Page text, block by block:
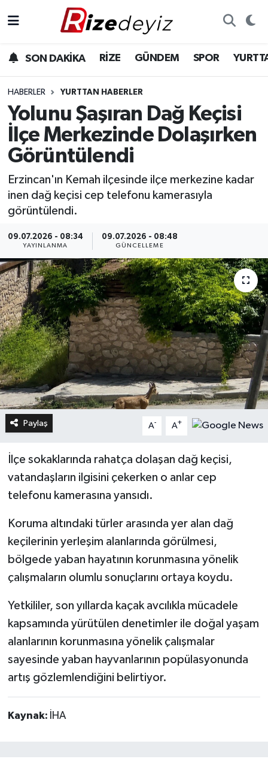
SON DAKİKA RİZE GÜNDEM SPOR
HABERLER YURTTAN HABERLER
Yolunu Şaşıran Dağ Keçisi
İlçe Merkezinde Dolaşırken
Görüntülendi
Erzincan'ın Kemah ilçesinde ilçe merkezine kadar
inen dağ keçisi cep telefonu kamerasıyla
görüntülendi.
09.07.2026 - 08:34
YAYINLANMA
09.07.2026 - 08:48
GÜNCELLEME
Paylaş A- A+
İlçe sokaklarında rahatça dolaşan dağ keçisi,
vatandaşların ilgisini çekerken o anlar cep
telefonu kamerasına yansıdı.
Koruma altındaki türler arasında yer alan dağ
keçilerinin yerleşim alanlarında görülmesi,
bölgede yaban hayatının korunmasına yönelik
çalışmaların olumlu sonuçlarını ortaya koydu.
Yetkililer, son yıllarda kaçak avcılıkla mücadele
kapsamında yürütülen denetimler ile doğal yaşam
alanlarının korunmasına yönelik çalışmalar
sayesinde yaban hayvanlarının popülasyonunda
artış gözlemlendiğini belirtiyor.
Kaynak: İHA
Gündem
Yurttan Haberler
Ekonomi
Sağlık
Rize Hava Durumu
Rize Trafik Yoğunluk Haritası
Süper Lig Puan Durumu ve Fikstür
Son Dakika Haberleri